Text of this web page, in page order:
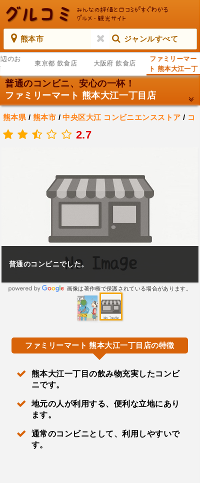
熊本市 ジャンルすべて
のお
東京都 飲食店 大阪府 飲食店
ファミリーマー
ト 熊本大江一丁
目店
普通のコンビニ、安心の一杯！
ファミリーマート 熊本大江一丁目店
熊本県 / 熊本市 /中央区大江 コンビニエンスストア / コ
.
2.7
普通のコンビニでした。
画像は著作権で保護されている場合があります。
ファミリーマート 熊本大江一丁目店の特徴
熊本大江一丁目の飲み物充実したコンビ
ニです。
地元の人が利用する、便利な立地にあり
ます。
通常のコンビニとして、利用しやすいで
す。